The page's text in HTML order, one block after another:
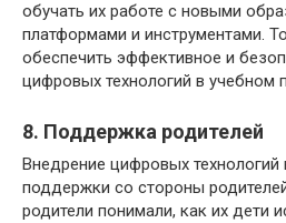
обучать их работе с новыми
платформами и инструментами.
обеспечить эффективное и
цифровых технологий в учебном
8. Поддержка родителей
Внедрение цифровых технологий
поддержки со стороны
родители понимали, как их дети